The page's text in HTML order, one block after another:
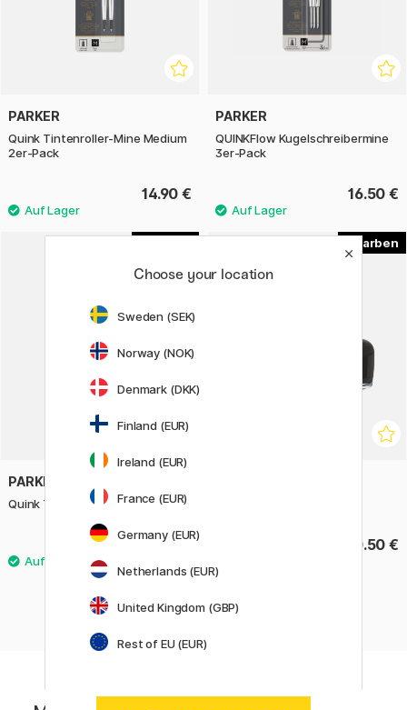
PARKER
Quink Tintenroller-Mine Medium
2er-Pack
14.90 €
PARKER
QUINKFlow Kugelschreibermine
3er-Pack
16.50 €
PARKER
Quink Tintenroller-Mine Fine
7.90 € 10.50 €
Choose your location
Sweden (SEK)
Norway (NOK)
Denmark (DKK)
Finland (EUR)
Ireland (EUR)
France (EUR)
Germany (EUR)
Netherlands (EUR)
United Kingdom (GBP)
Rest of EU (EUR)